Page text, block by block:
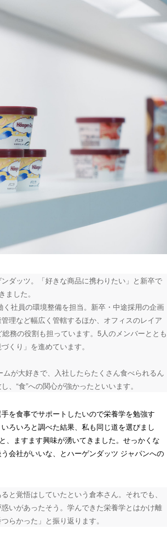
ダッツ。「好きな商品に携わりたい」と新卒で
した。
社員の環境整備を担当。新卒・中途採用の企画
理など幅広く管轄するほか、オフィスのレイア
務の役割も担っています。5人のメンバーととも
くり」を進めています。
が大好きで、入社したらたくさん食べられるん
“食”への関心が強かったといいます。
を食事でサポートしたいので栄養学を勉強す
ろいろと調べた結果、私も同じ道を選びまし
、ますます興味が湧いてきました。せっかくな
会社がいいな、とハーゲンダッツ ジャパンへの
と覚悟はしていたという倉本さん。それでも、
いがあったそう。学んできた栄養学とはかけ離
らかった」と振り返ります。